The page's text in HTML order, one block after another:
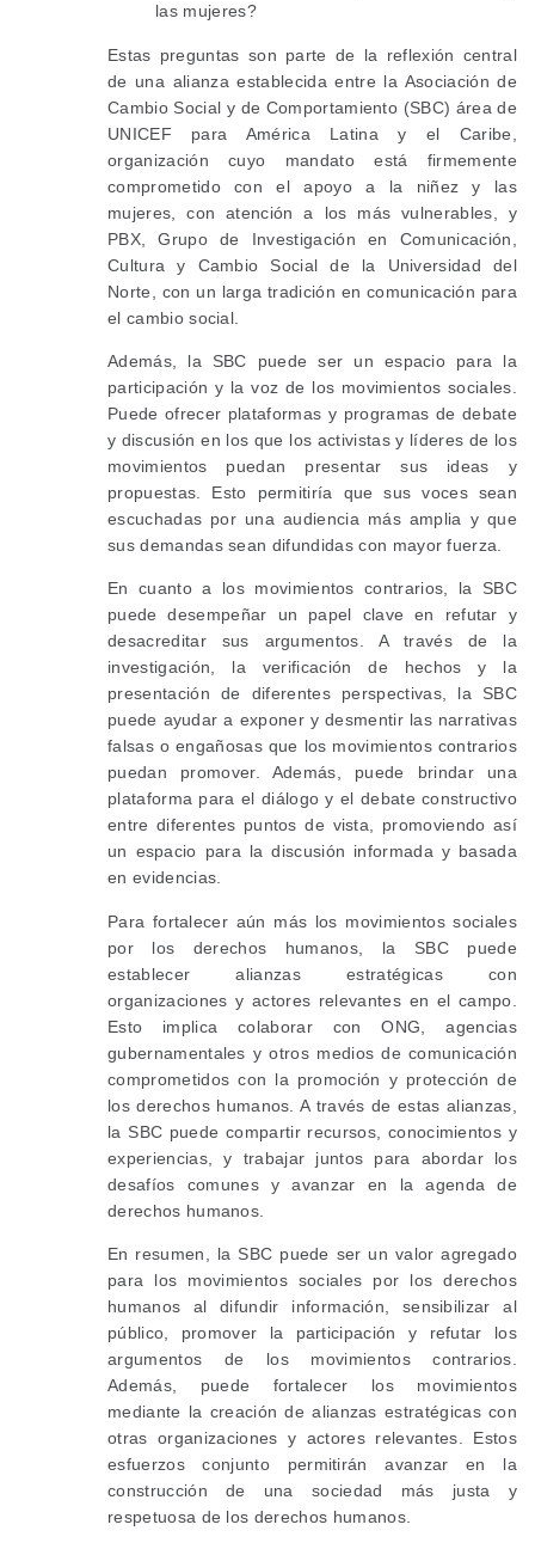
las mujeres?
Estas preguntas son parte de la reflexión central
de una alianza establecida entre la Asociación de
Cambio Social y de Comportamiento (SBC) área de
UNICEF para América Latina y el Caribe,
organización cuyo mandato está firmemente
comprometido con el apoyo a la niñez y las
mujeres, con atención a los más vulnerables, y
PBX, Grupo de Investigación en Comunicación,
Cultura y Cambio Social de la Universidad del
Norte, con un larga tradición en comunicación para
el cambio social.
Además, la SBC puede ser un espacio para la
participación y la voz de los movimientos sociales.
Puede ofrecer plataformas y programas de debate
y discusión en los que los activistas y líderes de los
movimientos puedan presentar sus ideas y
propuestas. Esto permitiría que sus voces sean
escuchadas por una audiencia más amplia y que
sus demandas sean difundidas con mayor fuerza.
En cuanto a los movimientos contrarios, la SBC
puede desempeñar un papel clave en refutar y
desacreditar sus argumentos. A través de la
investigación, la verificación de hechos y la
presentación de diferentes perspectivas, la SBC
puede ayudar a exponer y desmentir las narrativas
falsas o engañosas que los movimientos contrarios
puedan promover. Además, puede brindar una
plataforma para el diálogo y el debate constructivo
entre diferentes puntos de vista, promoviendo así
un espacio para la discusión informada y basada
en evidencias.
Para fortalecer aún más los movimientos sociales
por los derechos humanos, la SBC puede
establecer alianzas estratégicas con
organizaciones y actores relevantes en el campo.
Esto implica colaborar con ONG, agencias
gubernamentales y otros medios de comunicación
comprometidos con la promoción y protección de
los derechos humanos. A través de estas alianzas,
la SBC puede compartir recursos, conocimientos y
experiencias, y trabajar juntos para abordar los
desafíos comunes y avanzar en la agenda de
derechos humanos.
En resumen, la SBC puede ser un valor agregado
para los movimientos sociales por los derechos
humanos al difundir información, sensibilizar al
público, promover la participación y refutar los
argumentos de los movimientos contrarios.
Además, puede fortalecer los movimientos
mediante la creación de alianzas estratégicas con
otras organizaciones y actores relevantes. Estos
esfuerzos conjunto permitirán avanzar en la
construcción de una sociedad más justa y
respetuosa de los derechos humanos.